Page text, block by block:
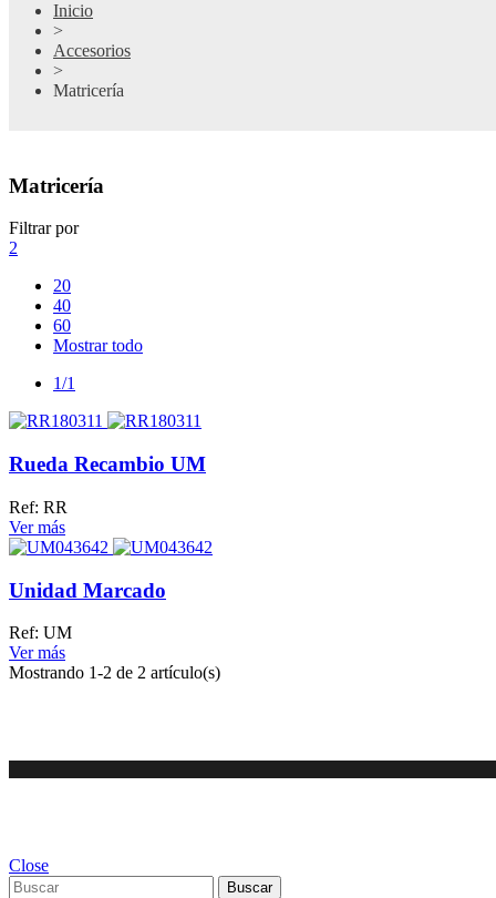
Inicio
>
Accesorios
>
Matricería
Matricería
Filtrar por
2
20
40
60
Mostrar todo
1/1
Rueda Recambio UM
Ref: RR
Ver más
Unidad Marcado
Ref: UM
Ver más
Mostrando 1-2 de 2 artículo(s)
Close
Buscar